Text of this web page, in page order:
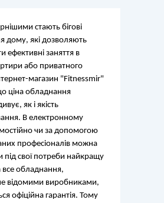
стають бігові
дому, які дозволяють
ефективні заняття в
або приватного
магазин "Fitnessmir"
ціна обладнання
як і якість
В електронному
чи за допомогою
професіоналів можна
під свої потреби найкращу
обладнання,
відомими виробниками,
офіційна гарантія. Тому